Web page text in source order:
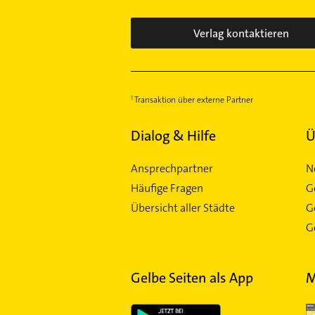
Verlag kontaktieren
Transaktion über externe Partner
Dialog & Hilfe
Ansprechpartner
Häufige Fragen
Übersicht aller Städte
Gelbe Seiten als App